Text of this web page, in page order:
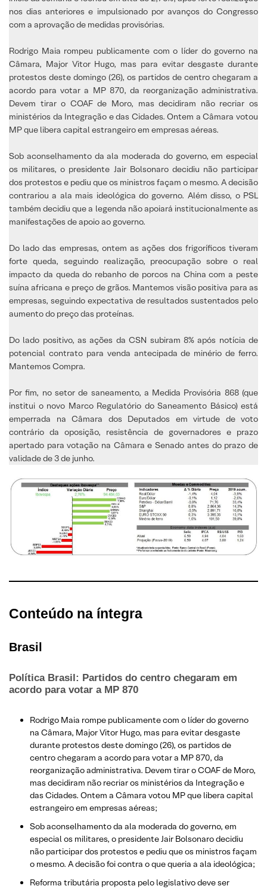
nos dias anteriores e impulsionado por avanços do Congresso
com a aprovação de medidas provisórias.
Rodrigo Maia rompeu publicamente com o líder do governo na
Câmara, Major Vitor Hugo, mas para evitar desgaste durante
protestos deste domingo (26), os partidos de centro chegaram a
acordo para votar a MP 870, da reorganização administrativa.
Devem tirar o COAF de Moro, mas decidiram não recriar os
ministérios da Integração e das Cidades. Ontem a Câmara votou
MP que libera capital estrangeiro em empresas aéreas.
Sob aconselhamento da ala moderada do governo, em especial
os militares, o presidente Jair Bolsonaro decidiu não participar
dos protestos e pediu que os ministros façam o mesmo. A decisão
contrariou a ala mais ideológica do governo. Além disso, o PSL
também decidiu que a legenda não apoiará institucionalmente as
manifestações de apoio ao governo.
Do lado das empresas, ontem as ações dos frigoríficos tiveram
forte queda, seguindo realização, preocupação sobre o real
impacto da queda do rebanho de porcos na China com a peste
suína africana e preço de grãos. Mantemos visão positiva para as
empresas, seguindo expectativa de resultados sustentados pelo
aumento do preço das proteínas.
Do lado positivo, as ações da CSN subiram 8% após notícia de
potencial contrato para venda antecipada de minério de ferro.
Mantemos Compra.
Por fim, no setor de saneamento, a Medida Provisória 868 (que
institui o novo Marco Regulatório do Saneamento Básico) está
emperrada na Câmara dos Deputados em virtude de voto
contrário da oposição, resistência de governadores e prazo
apertado para votação na Câmara e Senado antes do prazo de
validade de 3 de junho.
Conteúdo na íntegra
Brasil
Política Brasil: Partidos do centro chegaram em
acordo para votar a MP 870
Rodrigo Maia rompe publicamente com o líder do governo
na Câmara, Major Vitor Hugo, mas para evitar desgaste
durante protestos deste domingo (26), os partidos de
centro chegaram a acordo para votar a MP 870, da
reorganização administrativa. Devem tirar o COAF de Moro,
mas decidiram não recriar os ministérios da Integração e
das Cidades. Ontem a Câmara votou MP que libera capital
estrangeiro em empresas aéreas;
Sob aconselhamento da ala moderada do governo, em
especial os militares, o presidente Jair Bolsonaro decidiu
não participar dos protestos e pediu que os ministros façam
o mesmo. A decisão foi contra o que queria a ala ideológica;
Reforma tributária proposta pelo legislativo deve ser